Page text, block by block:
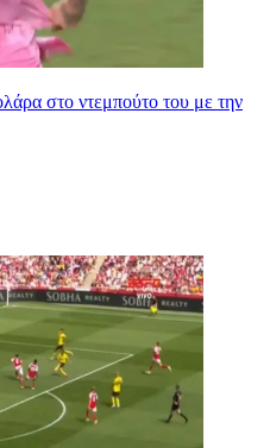
στο ντεμπούτο του με την